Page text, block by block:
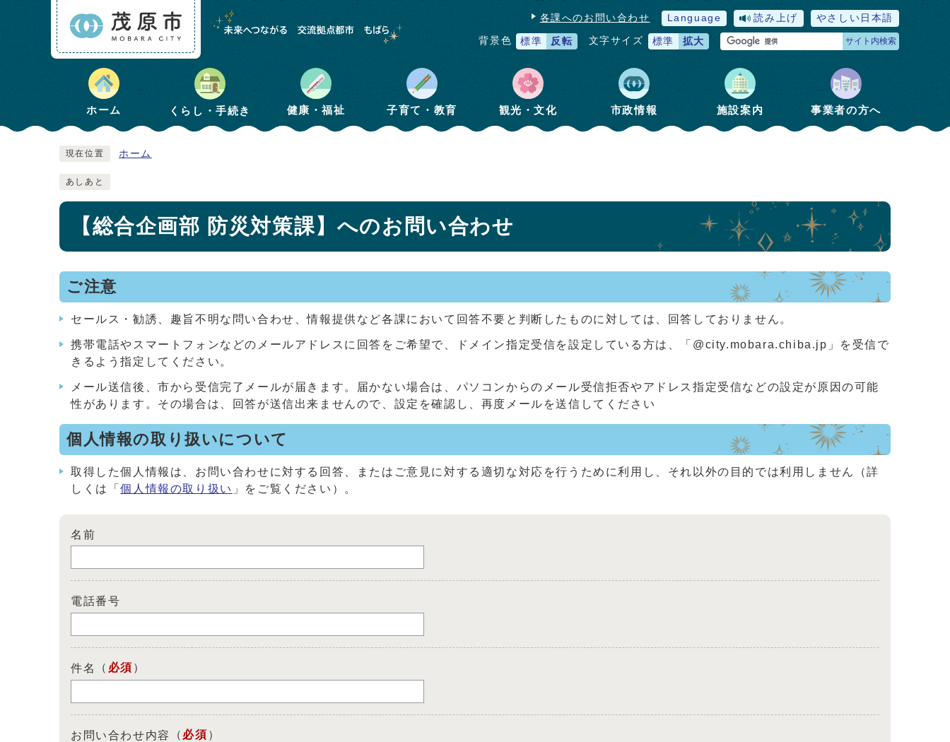
各課へのお問い合わせ Language 読み上げ やさしい日本語
背景色 標準 反転 文字サイズ 標準 拡大 サイト内検索
ホーム くらし・手続き 健康・福祉 子育て・教育 観光・文化 市政情報 施設案内 事業者の方へ
現在位置 ホーム
あしあと
【総合企画部 防災対策課】へのお問い合わせ
ご注意
セールス・勧誘、趣旨不明な問い合わせ、情報提供など各課において回答不要と判断したものに対しては、回答しておりません。
携帯電話やスマートフォンなどのメールアドレスに回答をご希望で、ドメイン指定受信を設定している方は、「@city.mobara.chiba.jp」を受信で
きるよう指定してください。
メール送信後、市から受信完了メールが届きます。届かない場合は、パソコンからのメール受信拒否やアドレス指定受信などの設定が原因の可能
性があります。その場合は、回答が送信出来ませんので、設定を確認し、再度メールを送信してください
個人情報の取り扱いについて
取得した個人情報は、お問い合わせに対する回答、またはご意見に対する適切な対応を行うために利用し、それ以外の目的では利用しません（詳
しくは「個人情報の取り扱い 」をご覧ください）。
名前
電話番号
件名 （ 必須 ）
お問い合わせ内容 （ 必須 ）